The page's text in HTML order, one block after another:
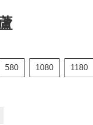
580 1080 1180